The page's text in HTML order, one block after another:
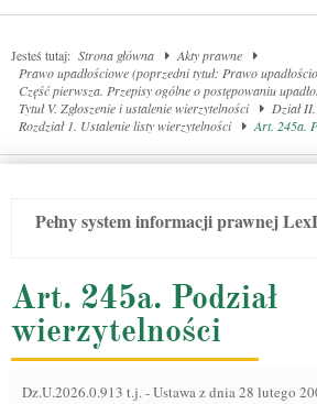
Jesteś tutaj: Strona główna
Akty prawne
Prawo upadłościowe (poprzedni tytuł: Prawo
Część pierwsza. Przepisy ogólne o postępowaniu
Tytuł V. Zgłoszenie i ustalenie wierzytelności
Dział
Rozdział 1. Ustalenie listy wierzytelności
Art. 245a.
Pełny system informacji prawnej
Art. 245a. Podział
wierzytelności
Dz.U.2026.0.913 t.j.-Ustawa z dnia 28 lutego